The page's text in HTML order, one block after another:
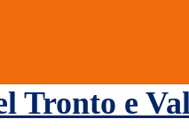
Tronto e